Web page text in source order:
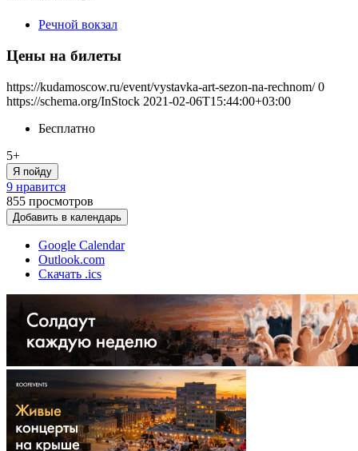
Речной вокзал
Цены на билеты
https://kudamoscow.ru/event/vystavka-art-sezon-na-rechnom/ 0
https://schema.org/InStock 2021-02-06T15:44:00+03:00
Бесплатно
5+
Я пойду
9 нравится
855 просмотров
Добавить в календарь
Google Calendar
Outlook.com
Скачать .ics